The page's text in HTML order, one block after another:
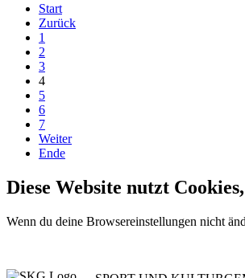
Start
Zurück
1
2
3
4
5
6
7
Weiter
Ende
Diese Website nutzt
Wenn du deine Browsereinstellungen nicht